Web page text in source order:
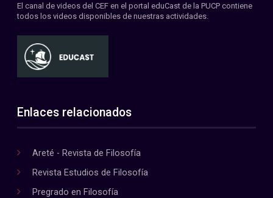
El canal de videos del CEF en el portal eduCast de la PUCP contiene
todos los videos disponibles de nuestras actividades.
Enlaces relacionados
Areté - Revista de Filosofía
Revista Estudios de Filosofía
Pregrado en Filosofía